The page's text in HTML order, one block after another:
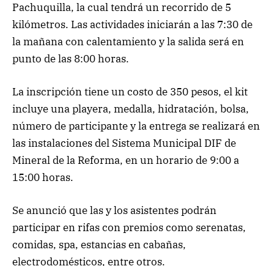
Pachuquilla, la cual tendrá un recorrido de 5
kilómetros. Las actividades iniciarán a las 7:30 de
la mañana con calentamiento y la salida será en
punto de las 8:00 horas.
La inscripción tiene un costo de 350 pesos, el kit
incluye una playera, medalla, hidratación, bolsa,
número de participante y la entrega se realizará en
las instalaciones del Sistema Municipal DIF de
Mineral de la Reforma, en un horario de 9:00 a
15:00 horas.
Se anunció que las y los asistentes podrán
participar en rifas con premios como serenatas,
comidas, spa, estancias en cabañas,
electrodomésticos, entre otros.